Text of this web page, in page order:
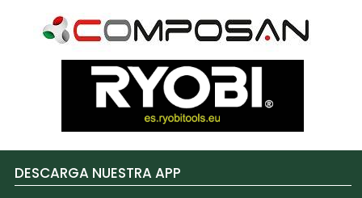
DESCARGA NUESTRA APP